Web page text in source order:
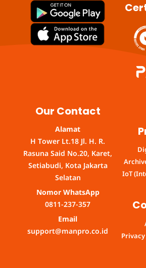
Our Contact
Alamat
H Tower Lt.18 Jl. H. R.
Rasuna Said No.20, Karet,
Setiabudi, Kota Jakarta
Selatan
Nomor WhatsApp
0811-237-357
Email
support@manpro.co.id
IoT